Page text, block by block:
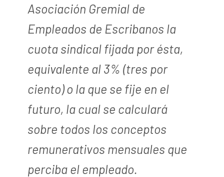
Asociación Gremial de
Empleados de Escribanos la
cuota sindical fijada por ésta,
equivalente al 3% (tres por
ciento) o la que se fije en el
futuro, la cual se calculará
sobre todos los conceptos
remunerativos mensuales que
perciba el empleado.